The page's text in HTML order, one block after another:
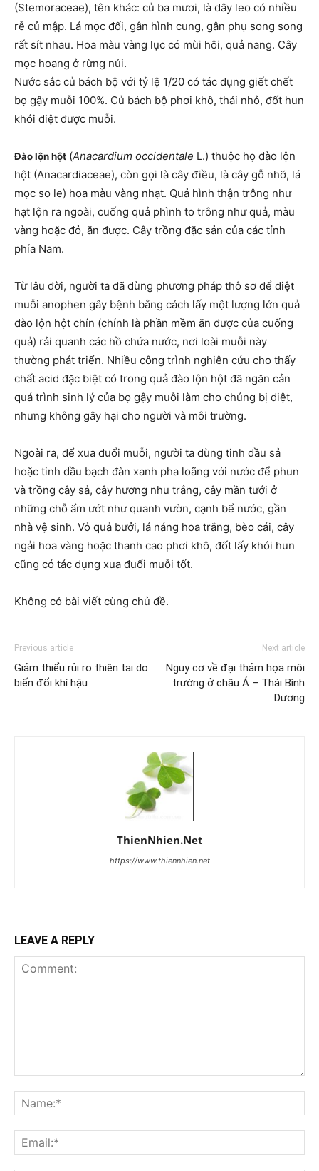
(Stemoraceae), tên khác: củ ba mươi, là dây leo có nhiều
rễ củ mập. Lá mọc đối, gân hình cung, gân phụ song song
rất sít nhau. Hoa màu vàng lục có mùi hôi, quả nang. Cây
mọc hoang ở rừng núi.
Nước sắc củ bách bộ với tỷ lệ 1/20 có tác dụng giết chết
bọ gậy muỗi 100%. Củ bách bộ phơi khô, thái nhỏ, đốt hun
khói diệt được muỗi.
Đào lộn hột (Anacardium occidentale L.) thuộc họ đào lộn
hột (Anacardiaceae), còn gọi là cây điều, là cây gỗ nhỡ, lá
mọc so le) hoa màu vàng nhạt. Quả hình thận trông như
hạt lộn ra ngoài, cuống quả phình to trông như quả, màu
vàng hoặc đỏ, ăn được. Cây trồng đặc sản của các tỉnh
phía Nam.
Từ lâu đời, người ta đã dùng phương pháp thô sơ để diệt
muỗi anophen gây bệnh bằng cách lấy một lượng lớn quả
đào lộn hột chín (chính là phần mềm ăn được của cuống
quả) rải quanh các hồ chứa nước, nơi loài muỗi này
thường phát triển. Nhiều công trình nghiên cứu cho thấy
chất acid đặc biệt có trong quả đào lộn hột đã ngăn cản
quá trình sinh lý của bọ gậy muỗi làm cho chúng bị diệt,
nhưng không gây hại cho người và môi trường.
Ngoài ra, để xua đuổi muỗi, người ta dùng tinh dầu sả
hoặc tinh dầu bạch đàn xanh pha loãng với nước để phun
và trồng cây sả, cây hương nhu trắng, cây mần tưới ở
những chỗ ẩm ướt như quanh vườn, cạnh bể nước, gần
nhà vệ sinh. Vỏ quả bưởi, lá náng hoa trắng, bèo cái, cây
ngải hoa vàng hoặc thanh cao phơi khô, đốt lấy khói hun
cũng có tác dụng xua đuổi muỗi tốt.
Không có bài viết cùng chủ đề.
Previous article
Giảm thiểu rủi ro thiên tai do
biến đổi khí hậu
Next article
Nguy cơ về đại thảm họa môi
trường ở châu Á – Thái Bình
Dương
ThienNhien.Net
https://www.thiennhien.net
LEAVE A REPLY